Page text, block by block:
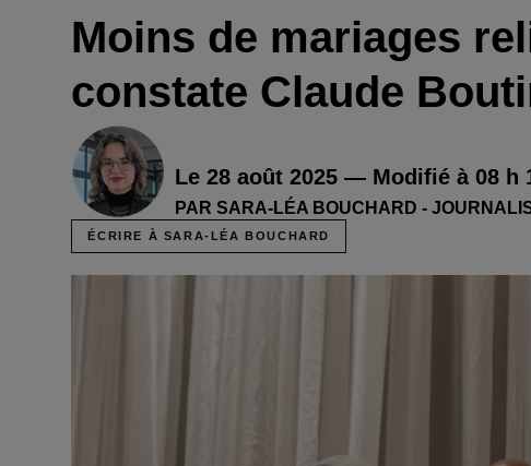
Moins de mariages
constate Claude
Le 28 août 2025 — Modifié à 08 h
PAR SARA-LÉA BOUCHARD -
ÉCRIRE À SARA-LÉA BOUCHARD